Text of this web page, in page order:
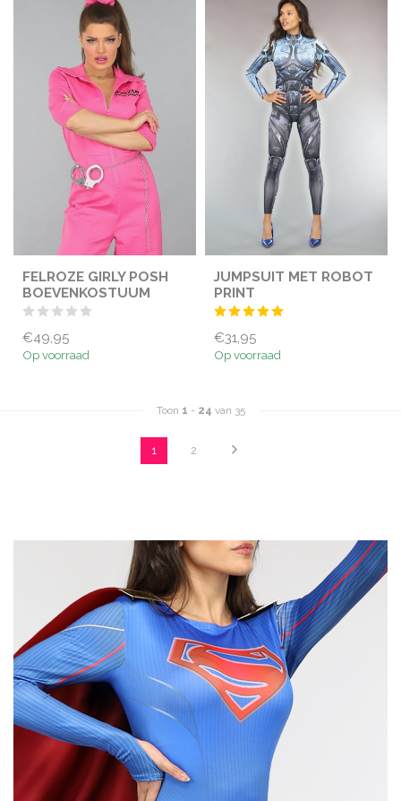
FELROZE GIRLY POSH
BOEVENKOSTUUM
€49,95
Op voorraad
JUMPSUIT MET ROBOT
PRINT
€31,95
Op voorraad
Toon 1 - 24 van 35
1 2